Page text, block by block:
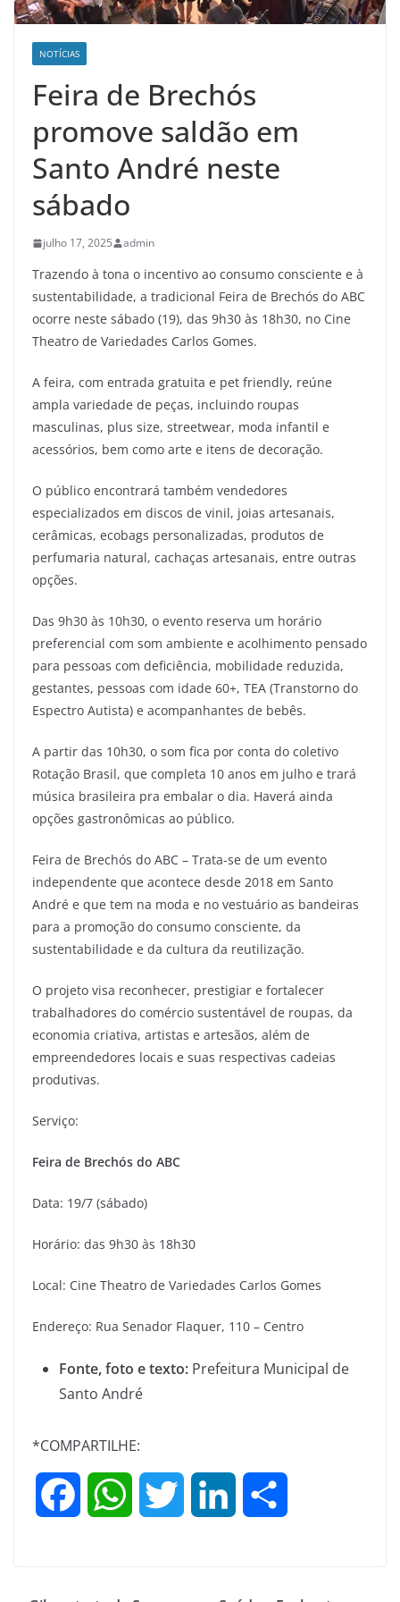
NOTÍCIAS
Feira de Brechós
promove saldão em
Santo André neste
sábado
julho 17, 2025 admin
Trazendo à tona o incentivo ao consumo consciente e à
sustentabilidade, a tradicional Feira de Brechós do ABC
ocorre neste sábado (19), das 9h30 às 18h30, no Cine
Theatro de Variedades Carlos Gomes.
A feira, com entrada gratuita e pet friendly, reúne
ampla variedade de peças, incluindo roupas
masculinas, plus size, streetwear, moda infantil e
acessórios, bem como arte e itens de decoração.
O público encontrará também vendedores
especializados em discos de vinil, joias artesanais,
cerâmicas, ecobags personalizadas, produtos de
perfumaria natural, cachaças artesanais, entre outras
opções.
Das 9h30 às 10h30, o evento reserva um horário
preferencial com som ambiente e acolhimento pensado
para pessoas com deficiência, mobilidade reduzida,
gestantes, pessoas com idade 60+, TEA (Transtorno do
Espectro Autista) e acompanhantes de bebês.
A partir das 10h30, o som fica por conta do coletivo
Rotação Brasil, que completa 10 anos em julho e trará
música brasileira pra embalar o dia. Haverá ainda
opções gastronômicas ao público.
Feira de Brechós do ABC – Trata-se de um evento
independente que acontece desde 2018 em Santo
André e que tem na moda e no vestuário as bandeiras
para a promoção do consumo consciente, da
sustentabilidade e da cultura da reutilização.
O projeto visa reconhecer, prestigiar e fortalecer
trabalhadores do comércio sustentável de roupas, da
economia criativa, artistas e artesãos, além de
empreendedores locais e suas respectivas cadeias
produtivas.
Serviço:
Feira de Brechós do ABC
Data: 19/7 (sábado)
Horário: das 9h30 às 18h30
Local: Cine Theatro de Variedades Carlos Gomes
Endereço: Rua Senador Flaquer, 110 – Centro
Fonte, foto e texto: Prefeitura Municipal de
Santo André
*COMPARTILHE: